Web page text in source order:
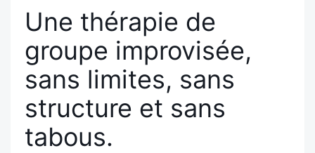
Une thérapie de
groupe improvisée,
sans limites, sans
structure et sans
tabous.